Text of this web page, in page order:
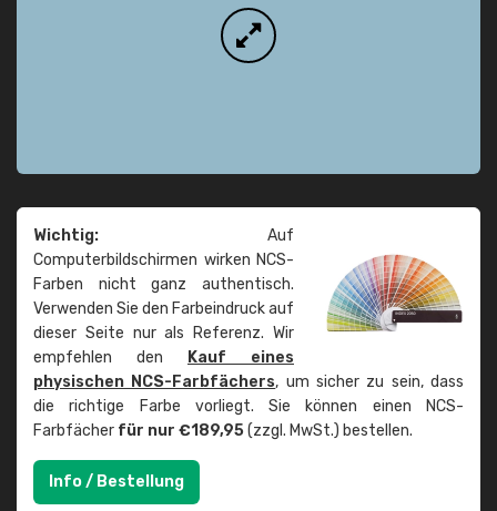
Wichtig: Auf
Computerbildschirmen wirken NCS-
Farben nicht ganz authentisch.
Verwenden Sie den Farbeindruck auf
dieser Seite nur als Referenz. Wir
empfehlen den
Kauf eines
physischen NCS-Farbfächers, um sicher zu sein, dass
die richtige Farbe vorliegt. Sie können einen NCS-
Farbfächer für nur €189,95(zzgl. MwSt.) bestellen.
Info / Bestellung